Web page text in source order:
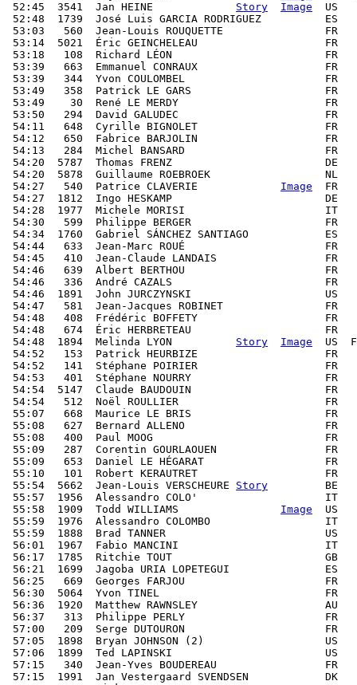
52:45  3541  Jan HEINE Story Image
US
52:48  1739  José Luis GARCIA RODRIGUEZ          ES
53:03   560  Jean-Louis ROUQUETTE                FR
53:14  5021  Éric GEINCHELEAU                    FR
53:18   108  Richard LÉON                        FR
53:39   663  Emmanuel CONRAUX                    FR
53:39   344  Yvon COULOMBEL                      FR
53:49   358  Patrick LE GARS                     FR
53:49    30  René LE MERDY                       FR
53:50   294  David GALUDEC                       FR
54:11   648  Cyrille BIGNOLET                    FR
54:12   650  Fabrice BARJOLIN                    FR
54:13   284  Michel BANSARD                      FR
54:20  5787  Thomas FRENZ                        DE
54:20  5878  Guillaume ROEBROEK                  NL
54:27   540  Patrice CLAVERIE Image
FR
54:27  1812  Ingo HESKAMP                        DE
54:28  1977  Michele MORISI                      IT
54:30   599  Philippe BERGER                     FR
54:34  1760  Gabriel SÁNCHEZ SANTIAGO            ES
54:44   633  Jean-Marc ROUÉ                      FR
54:45   410  Jean-Claude LANDAIS
54:46   639  Albert BERTHOU                      FR
54:46   336  André CAZALS                        FR
54:46  1891  John JURCZYNSKI                     US
54:47   581  Jean-Jacques ROBINET                FR
54:48   408  Frédéric BOFFETY                    FR
54:48   674  Éric HERBRETEAU                     FR
54:48  1894  Melinda LYON Story Image
US
54:52   153  Patrick HEURBIZE                    FR
54:52   141  Stéphane POIRIER                    FR
54:53   401  Stéphane NOURRY                     FR
54:54  5147  Claude BAUDOUIN                     FR
54:54   512  Noël ROULLIER                       FR
55:07   668  Maurice LE BRIS                     FR
55:08   627  Bernard ALLENO                      FR
55:08   400  Paul MOOG                           FR
55:09   287  Corentin GOURLAOUEN                 FR
55:09   653  Daniel LE HÉGARAT                   FR
55:10   101  Robert KERAUTRET                    FR
55:54  5662  Jean-Louis VERSCHEURE Story
BE
55:57  1956  Alessandro COLO'                    IT
55:58  1909  Todd WILLIAMS Image
US
55:59  1976  Alessandro COLOMBO                  IT
55:59  1888  Brad TANNER                         US
56:01  1967  Fabio MANCINI                       IT
56:17  1785  Ritchie TOUT                        GB
56:21  1699  Jagoba URIA LOPETEGUI               ES
56:25   669  Georges FARJOU                      FR
56:30  5064  Yvon TINEL                          FR
56:36  1920  Matthew RAWNSLEY                    AU
56:37   313  Philippe PERLY                      FR
57:00   209  Serge DUTOURON                      FR
57:05  1898  Bryan JOHNSON (2)                   US
57:06  1899  Ted LAPINSKI                        US
57:15   340  Jean-Yves BOUDEREAU                 FR
57:15  1991  Jan Vestergaard SVENDSEN            DK